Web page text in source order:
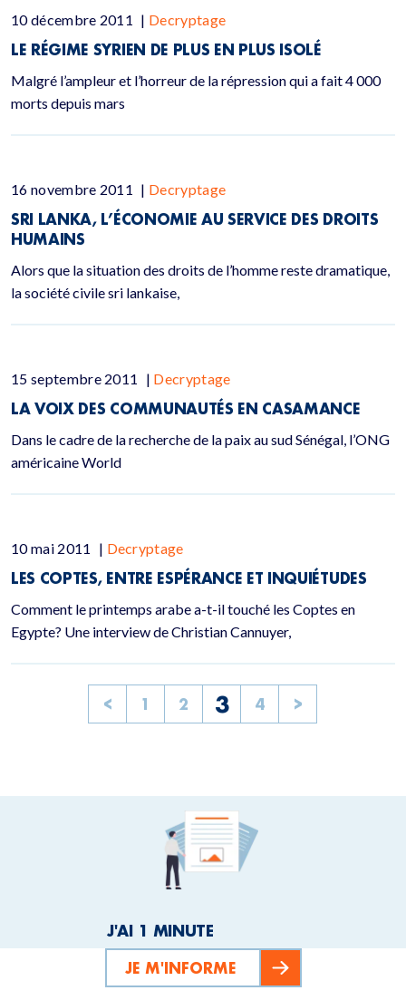
10 décembre 2011 | Decryptage
LE RÉGIME SYRIEN DE PLUS EN PLUS ISOLÉ
Malgré l’ampleur et l’horreur de la répression qui a fait 4 000
morts depuis mars
16 novembre 2011 | Decryptage
SRI LANKA, L’ÉCONOMIE AU SERVICE DES DROITS
HUMAINS
Alors que la situation des droits de l’homme reste dramatique,
la société civile sri lankaise,
15 septembre 2011 | Decryptage
LA VOIX DES COMMUNAUTÉS EN CASAMANCE
Dans le cadre de la recherche de la paix au sud Sénégal, l’ONG
américaine World
10 mai 2011 | Decryptage
LES COPTES, ENTRE ESPÉRANCE ET INQUIÉTUDES
Comment le printemps arabe a-t-il touché les Coptes en
Egypte? Une interview de Christian Cannuyer,
< 1 2 3 4 >
J'AI 1 MINUTE
JE M'INFORME